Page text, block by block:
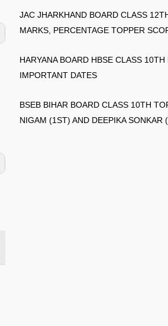
JAC JHARKHAND BOARD CLASS
MARKS, PERCENTAGE TOPPER
HARYANA BOARD HBSE CLASS 10TH
IMPORTANT DATES
BSEB BIHAR BOARD CLASS 10TH
NIGAM (1ST) AND DEEPIKA SONKAR